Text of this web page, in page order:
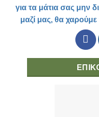
για τα μάτια σας μην
μαζί μας, θα